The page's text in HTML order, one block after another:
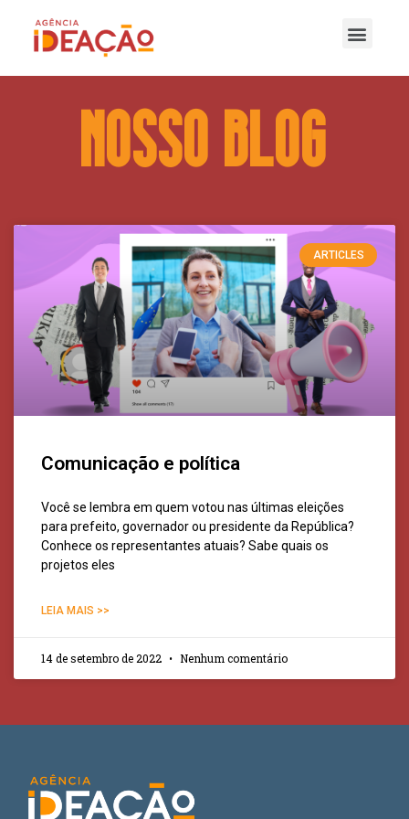
nOSSO bLOG
ARTICLES
Comunicação e política
Você se lembra em quem votou nas últimas eleições
para prefeito, governador ou presidente da República?
Conhece os representantes atuais? Sabe quais os
projetos eles
LEIA MAIS >>
14 de setembro de 2022 Nenhum comentário